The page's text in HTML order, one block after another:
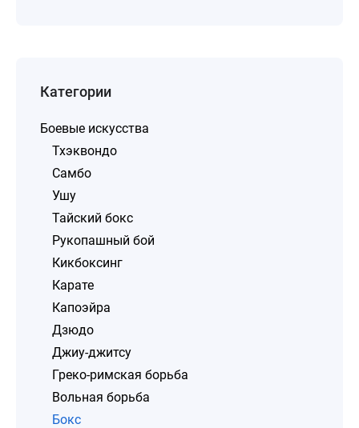
Категории
Боевые искусства
Тхэквондо
Самбо
Ушу
Тайский бокс
Рукопашный бой
Кикбоксинг
Карате
Капоэйра
Дзюдо
Джиу-джитсу
Греко-римская борьба
Вольная борьба
Бокс